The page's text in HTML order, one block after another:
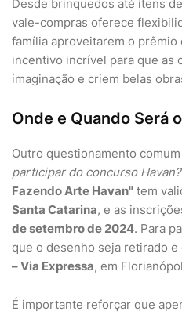
Desde brinquedos até itens
vale-compras oferece
família aproveitarem o prêmio
incentivo incrível para que as
imaginação e criem belas
Onde e Quando Será
Outro questionamento comum
participar do concurso Havan?
Fazendo Arte Havan" tem
Santa Catarina, e as
de setembro de 2024. Para
que o desenho seja retirado e
– Via Expressa, em
É importante reforçar que